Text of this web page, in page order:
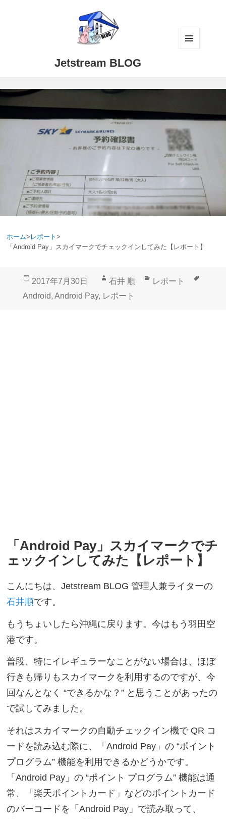
Jetstream BLOG
ホーム> レポート>
「Android Pay」スカイマークでチェックインしてみた【レポート】
投
稿
2017年7月30日
作
成
石井 順
カ
レポート
Android, Android Pay, レポート
「Android Pay」スカイマークでチ
ェックインしてみた【レポート】
こんにちは、Jetstream BLOG 管理人兼ライターの
石井順です。
もうちょいしたら沖縄に戻ります。今はもう羽田空
港です。
普段、特にイレギュラーなことがない場合は、ほぼ
行きも帰りもスカイマークを利用するのですが、今
回なんとなく “できるかな？” と思うことがあったの
で試してみました。
それはスカイマークの自動チェックイン機で QR コ
ードを読み込む際に、「Android Pay」の “ポイント
プログラム” 機能を利用できるかどうかです。
「Android Pay」の “ポイント プログラム” 機能は通
常、「楽天ポイントカード」などのポイントカード
のバーコードを「Android Pay」で読み取って、